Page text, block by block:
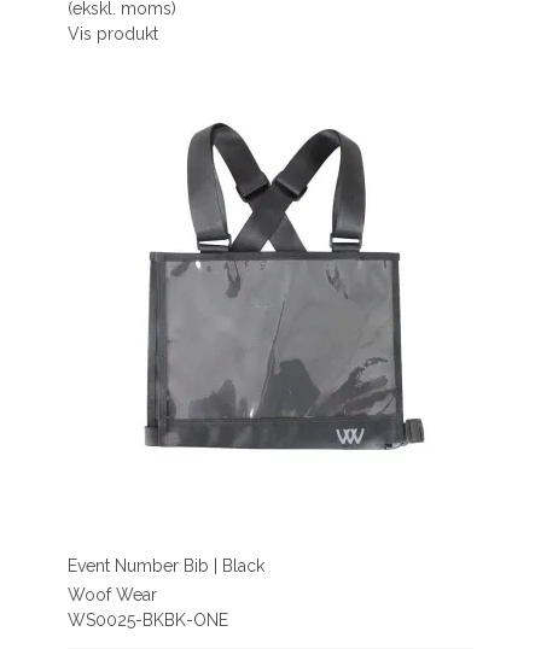
(ekskl. moms)
Vis produkt
Event Number Bib | Black
Woof Wear
WS0025-BKBK-ONE